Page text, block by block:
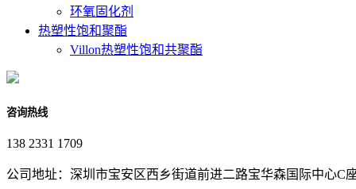
环氧固化剂
热塑性饱和聚酯
Villon热塑性饱和共聚酯
咨询热线
138 2331 1709
公司地址：深圳市宝安区西乡街道前进二路宝华森国际中心C